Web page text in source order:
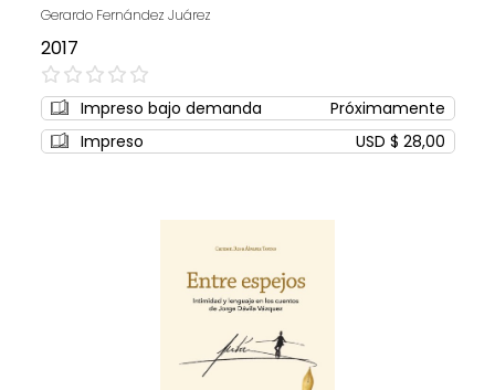
Gerardo Fernández Juárez
2017
0%
Impreso bajo demanda
Próximamente
Impreso
USD $ 28,00